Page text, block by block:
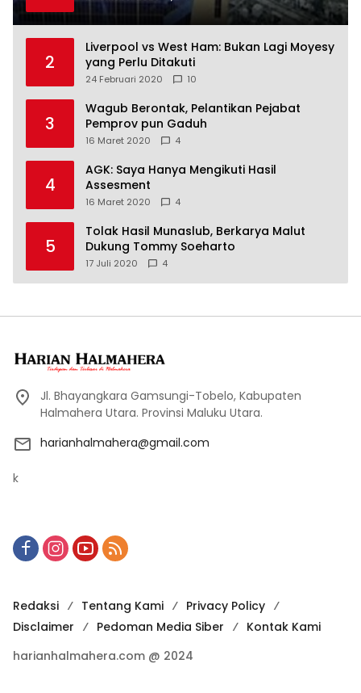
2
Liverpool vs West Ham: Bukan Lagi Moyesy
yang Perlu Ditakuti
24 Februari 2020 10
3
Wagub Berontak, Pelantikan Pejabat
Pemprov pun Gaduh
16 Maret 2020 4
4
AGK: Saya Hanya Mengikuti Hasil
Assesment
16 Maret 2020 4
5
Tolak Hasil Munaslub, Berkarya Malut
Dukung Tommy Soeharto
17 Juli 2020 4
Jl. Bhayangkara Gamsungi-Tobelo, Kabupaten
Halmahera Utara. Provinsi Maluku Utara.
harianhalmahera@gmail.com
k
Redaksi Tentang Kami
Privacy Policy
Disclaimer
Pedoman Media Siber
Kontak Kami
harianhalmahera.com @ 2024